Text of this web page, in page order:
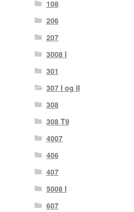
108
206
207
3008 I
301
307 I og II
308
308 T9
4007
406
407
5008 I
607